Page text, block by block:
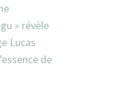
» révèle
Lucas
de